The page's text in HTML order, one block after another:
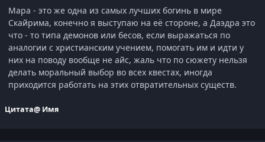
Мара - это же одна из самых лучших богинь в мире
Скайрима, конечно я выступаю на её стороне, а Даэдра это
что - то типа демонов или бесов, если выражаться по
аналогии с христианским учением, помогать им и идти у
них на поводу вообще не айс, жаль что по сюжету нельзя
делать моральный выбор во всех квестах, иногда
приходится работать на этих отвратительных существ.
Цитата@ Имя